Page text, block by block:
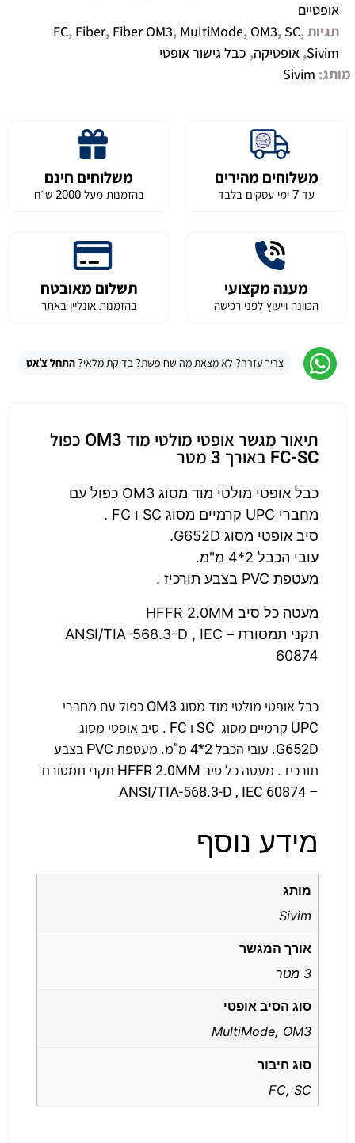
אופטיים
תגיות
FC, Fiber, Fiber OM3, MultiMode, OM3, SC,
Sivim
, אופטיקה, כבל גישור אופטי
מותג: Sivim
משלוחים מהירים
עד 7 ימי עסקים בלבד
משלוחים חינם
בהזמנות מעל 2000 ש״ח
מענה מקצועי
הכוונה וייעוץ לפני רכישה
תשלום מאובטח
בהזמנות אונליין באתר
צריך עזרה? לא מצאת מה שחיפשת? בדיקת מלאי?התחל צ'אט
תיאור מגשר אופטי מולטי מוד OM3 כפול
FC-SC באורך 3 מטר
כבל אופטי מולטי מוד מסוג OM3 כפול עם
מחברי UPC קרמיים מסוג SC ו FC .
סיב אופטי מסוג G652D.
עובי הכבל 2*4 מ"מ.
מעטפת PVC בצבע תורכיז .
מעטה כל סיב HFFR 2.0MM
תקני תמסורת – ANSI/TIA-568.3-D , IEC
60874
כבל אופטי מולטי מוד מסוג OM3 כפול עם מחברי
UPC קרמיים מסוג SC ו FC . סיב אופטי מסוג
G652D. עובי הכבל 2*4 מ"מ. מעטפת PVC בצבע
תורכיז . מעטה כל סיב HFFR 2.0MM תקני תמסורת
– ANSI/TIA-568.3-D , IEC 60874
מידע נוסף
מותג
Sivim
אורך המגשר
3 מטר
סוג הסיב אופטי
MultiMode, OM3
סוג חיבור
FC, SC